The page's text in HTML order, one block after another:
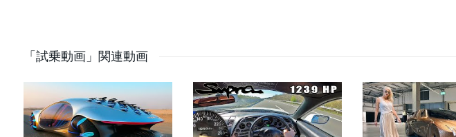
Iscriviti al canale: https://www.youtube.com/subscription_center?add_user=motorionlinetv
Facebook: http://www.facebook.com/motorionline/
Instagram: https://www.instagram.com/motorionline/ - @motorionline
Twitter: http://www.twitter.com/motorionline/ - @motorionlin
「試乗動画」関連動画